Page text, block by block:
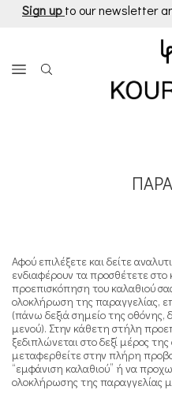
Sign up to our newsletter
Αφού επιλέξετε και δείτε
ενδιαφέρουν τα προσθέτετε στο
προεπισκόπηση του καλαθιού
ολοκλήρωση της παραγγελίας,
(πάνω δεξιά σημείο της οθόνης,
μενού). Στην κάθετη στήλη
ξεδιπλώνεται στο δεξί μέρος
μεταφερθείτε στην πλήρη
“εμφάνιση καλαθιού” ή να
ολοκλήρωσης της παραγγελίας